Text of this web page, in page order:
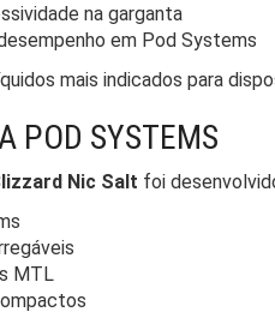
na garganta
em Pod Systems
mais indicados para
POD SYSTEMS
Nic Salt foi
MTL